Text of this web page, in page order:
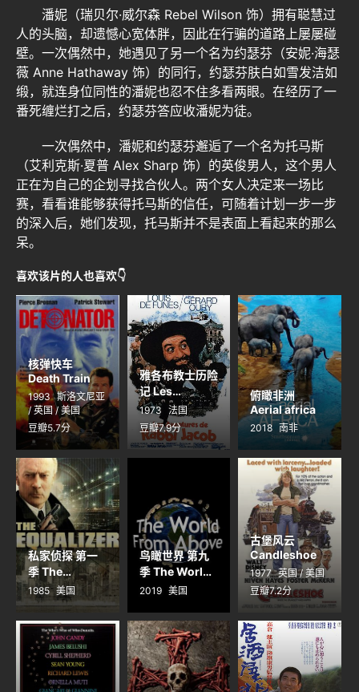
潘妮（瑞贝尔·威尔森 Rebel Wilson 饰）拥有聪慧过
人的头脑，却遗憾心宽体胖，因此在行骗的道路上屡屡碰
壁。一次偶然中，她遇见了另一个名为约瑟芬（安妮·海瑟
薇 Anne Hathaway 饰）的同行，约瑟芬肤白如雪发洁如
缎，就连身位同性的潘妮也忍不住多看两眼。在经历了一
番死缠烂打之后，约瑟芬答应收潘妮为徒。
一次偶然中，潘妮和约瑟芬邂逅了一个名为托马斯
（艾利克斯·夏普 Alex Sharp 饰）的英俊男人，这个男人
正在为自己的企划寻找合伙人。两个女人决定来一场比
赛，看看谁能够获得托马斯的信任，可随着计划一步一步
的深入后，她们发现，托马斯并不是表面上看起来的那么
呆。
喜欢该片的人也喜欢👇
核弹快车
Death Train
1993 斯洛文尼亚
/ 英国 / 美国
豆瓣5.7分
雅各布教士历险
记 Les
aventures de
Rabbi Jacob
1973 法国
豆瓣7.9分
俯瞰非洲
Aerial africa
2018 南非
私家侦探 第一
季 The
Equalizer
Season 1
1985 美国
鸟瞰世界 第九
季 The World
from Above
Season 9
Season 9
2019 美国
古堡风云
Candleshoe
1977 英国 / 美国
豆瓣7.2分